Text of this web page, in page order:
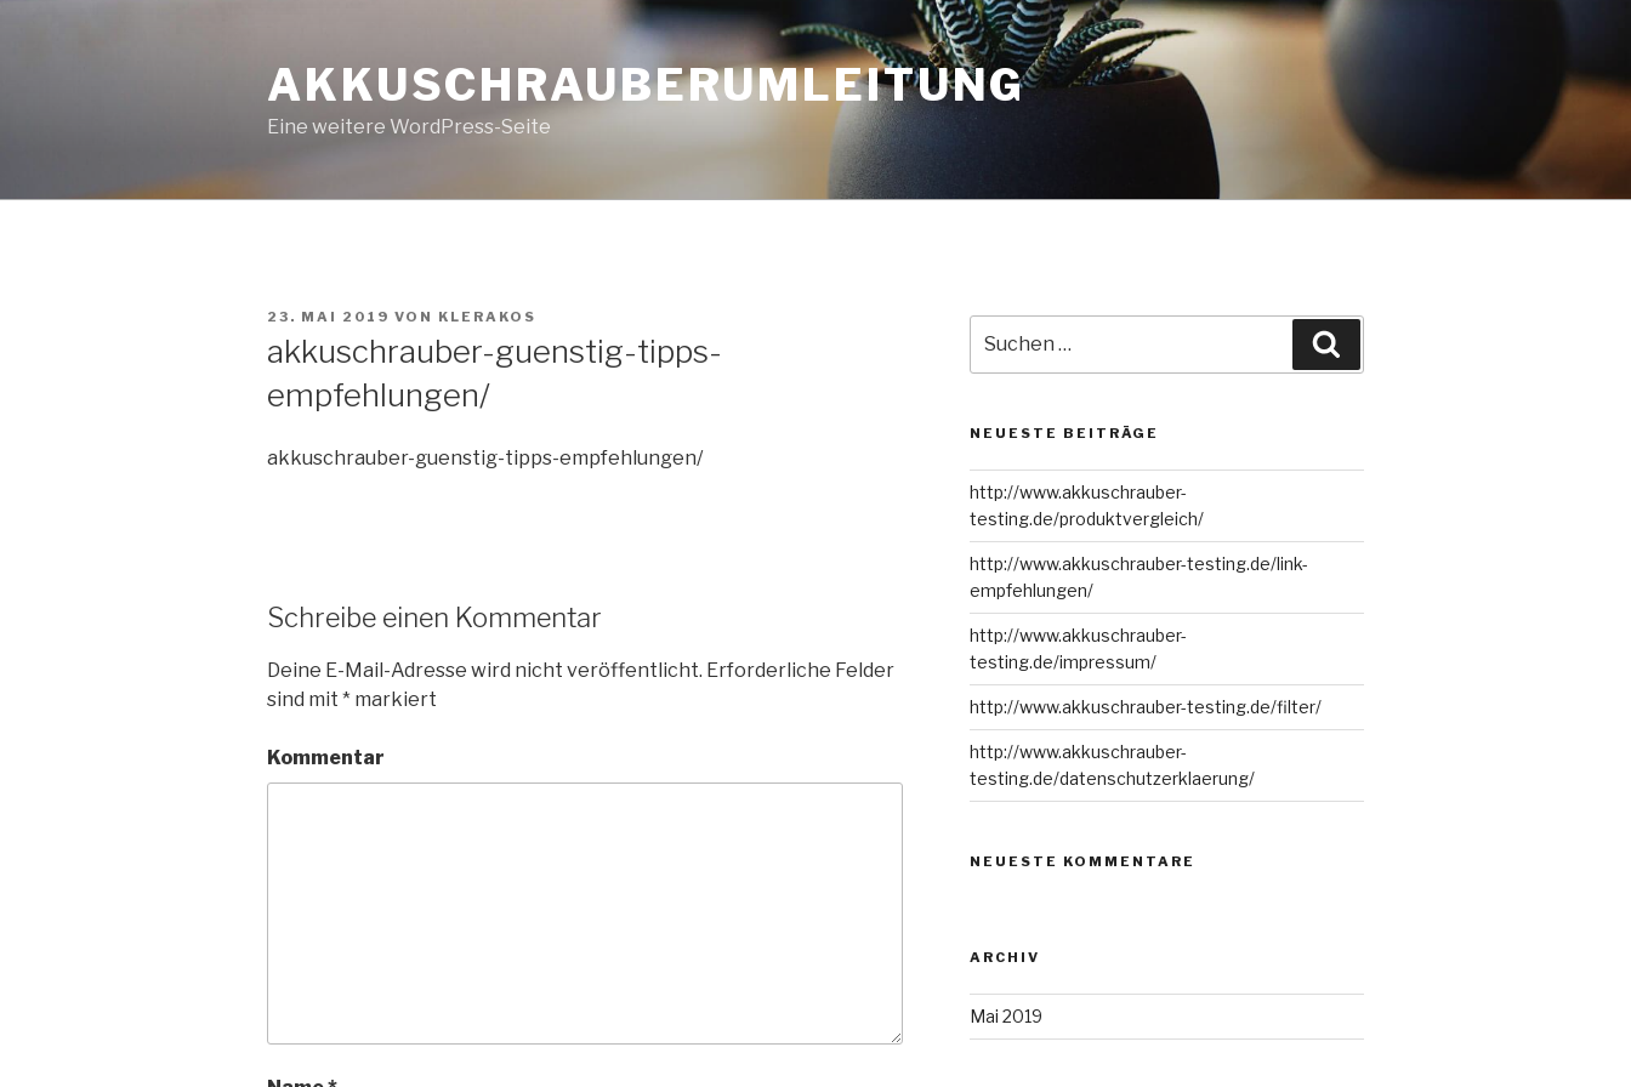
AKKUSCHRAUBERUMLEITUNG
Eine weitere WordPress-Seite
VERÖFFENTLICHT
AM
23. MAI 2019 VON KLERAKOS
akkuschrauber-guenstig-tipps-
empfehlungen/
akkuschrauber-guenstig-tipps-empfehlungen/
Schreibe einen Kommentar
Deine E-Mail-Adresse wird nicht veröffentlicht. Erforderliche Felder
sind mit * markiert
Kommentar
nach:
NEUESTE BEITRÄGE
http://www.akkuschrauber-
testing.de/produktvergleich/
http://www.akkuschrauber-testing.de/link-
empfehlungen/
http://www.akkuschrauber-
testing.de/impressum/
http://www.akkuschrauber-testing.de/filter/
http://www.akkuschrauber-
testing.de/datenschutzerklaerung/
NEUESTE KOMMENTARE
ARCHIV
Mai 2019